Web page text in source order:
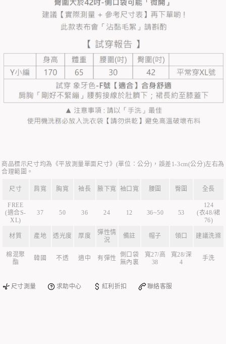
商品標示尺寸均為《平放測量單面尺寸》(單位：公分)，誤差1-3cm(公分)左右為
合理範圍。
尺寸 肩寬 胸寬 袖長 腋下寬 袖口寬 腰圍 臀圍 全長
FREE
(適合S-
XL)
37 50 36 24 12 36~50 53
124
(衣48/裙
76)
材質 產地 透光度 厚度
彈性情
況
備註 帽子 領口 建議洗滌
棉混聚
酯
韓國 不透 適中 有彈性
側口袋
無內裏
寬27/高
38
寬28/深
4
手洗
尺寸測量 求助中心 紅利折扣 聯絡客服